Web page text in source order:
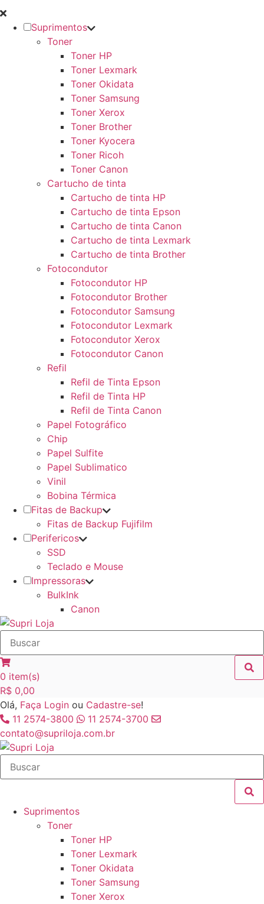
Suprimentos
Toner
Toner HP
Toner Lexmark
Toner Okidata
Toner Samsung
Toner Xerox
Toner Brother
Toner Kyocera
Toner Ricoh
Toner Canon
Cartucho de tinta
Cartucho de tinta HP
Cartucho de tinta Epson
Cartucho de tinta Canon
Cartucho de tinta Lexmark
Cartucho de tinta Brother
Fotocondutor
Fotocondutor HP
Fotocondutor Brother
Fotocondutor Samsung
Fotocondutor Lexmark
Fotocondutor Xerox
Fotocondutor Canon
Refil
Refil de Tinta Epson
Refil de Tinta HP
Refil de Tinta Canon
Papel Fotográfico
Chip
Papel Sulfite
Papel Sublimatico
Vinil
Bobina Térmica
Fitas de Backup
Fitas de Backup Fujifilm
Perifericos
SSD
Teclado e Mouse
Impressoras
BulkInk
Canon
0 item(s)
R$ 0,00
Olá, Faça Login ou Cadastre-se!
11 2574-3800
11 2574-3700
contato@supriloja.com.br
Suprimentos
Toner
Toner HP
Toner Lexmark
Toner Okidata
Toner Samsung
Toner Xerox